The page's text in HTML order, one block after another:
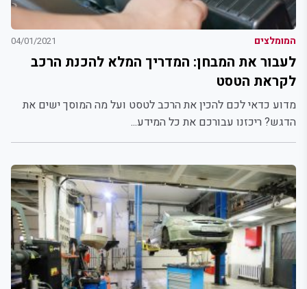
המומלצים 04/01/2021
לעבור את המבחן: המדריך המלא להכנת הרכב
לקראת הטסט
מדוע כדאי לכם להכין את הרכב לטסט ועל מה המוסך ישים את
הדגש? ריכזנו עבורכם את כל המידע...